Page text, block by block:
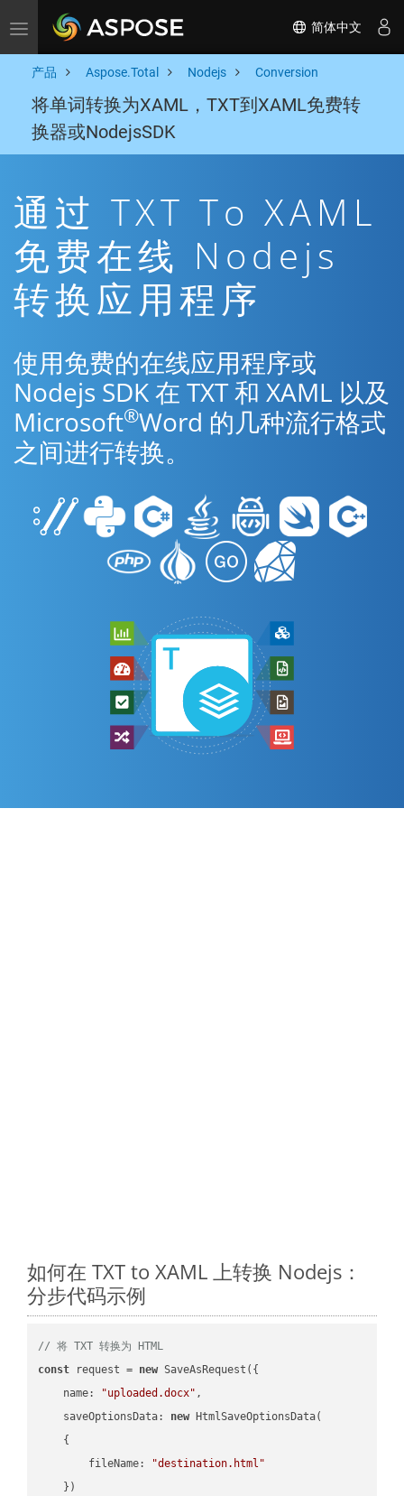
Toggle navigation 简体中文
产品 Aspose.Total Nodejs Conversion
将单词转换为XAML，TXT到XAML免费转
换器或NodejsSDK
通过 TXT To XAML
免费在线 Nodejs
转换应用程序
使用免费的在线应用程序或
Nodejs SDK 在 TXT 和 XAML 以及
Microsoft®Word 的几种流行格式
之间进行转换。
如何在 TXT to XAML 上转换 Nodejs：
分步代码示例
// 将 TXT 转换为 HTML
const request = new SaveAsRequest({
name: "uploaded.docx" ,
saveOptionsData: new HtmlSaveOptionsData(
    {
fileName:
"destination.html"
    })